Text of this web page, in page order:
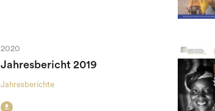
2020
Jahresbericht 2019
Jahresberichte
